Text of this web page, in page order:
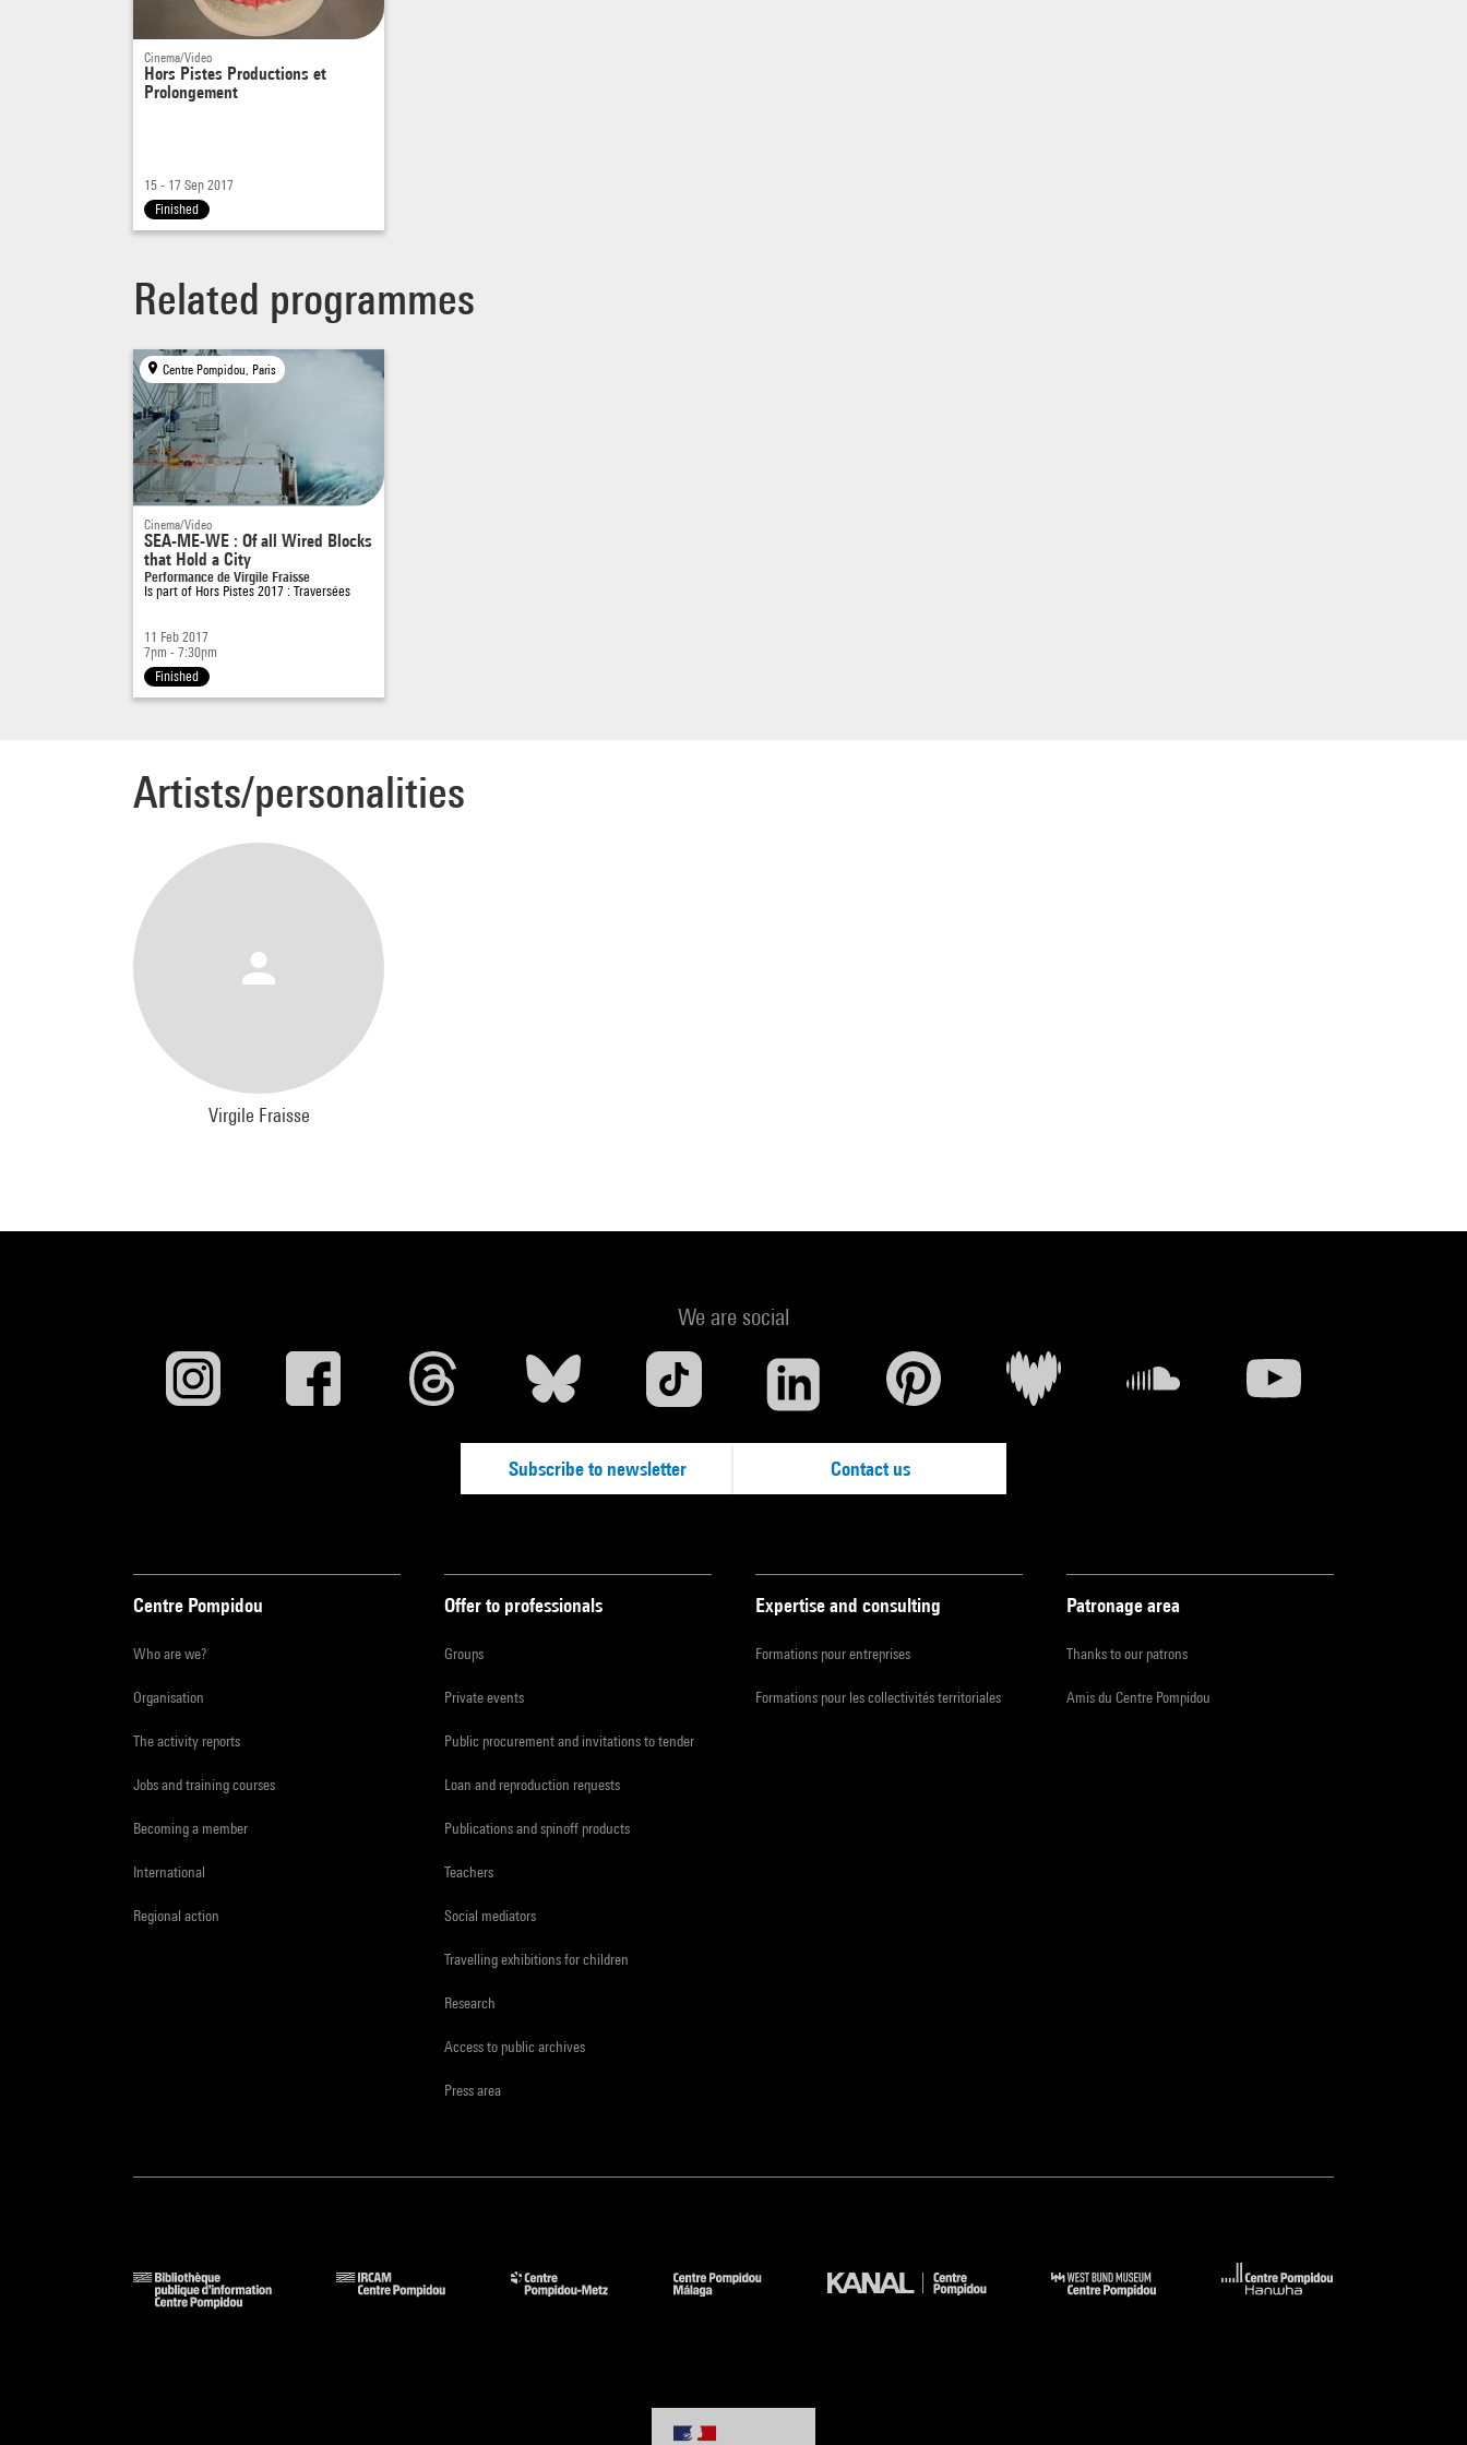
Cinema/Video
Hors Pistes Productions et
Prolongement
15 - 17 Sep 2017
Finished
Related programmes
Centre Pompidou, Paris
Cinema/Video
SEA-ME-WE : Of all Wired Blocks
that Hold a City
Performance de Virgile Fraisse
Is part of Hors Pistes 2017 : Traversées
11 Feb 2017
7pm - 7:30pm
Finished
Artists/personalities
Virgile Fraisse
We are social
Subscribe to newsletter Contact us
Centre Pompidou
Who are we?
Organisation
The activity reports
Jobs and training courses
Becoming a member
International
Regional action
Offer to professionals
Groups
Private events
Public procurement and invitations to tender
Loan and reproduction requests
Publications and spinoff products
Teachers
Social mediators
Travelling exhibitions for children
Research
Access to public archives
Press area
Expertise and consulting
Formations pour entreprises
Formations pour les collectivités territoriales
Patronage area
Thanks to our patrons
Amis du Centre Pompidou